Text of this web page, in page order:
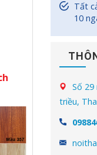
Tất
10
Số
triều,